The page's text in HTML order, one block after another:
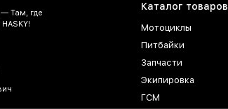
Там, где
Каталог товаров
Мотоциклы
Питбайки
Запчасти
Экипировка
ГСМ